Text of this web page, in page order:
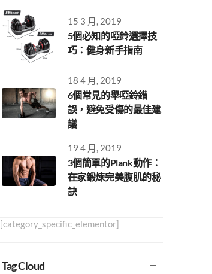
15 3 月, 2019
5個必知的啞鈴選擇技
巧：健身新手指南
18 4 月, 2019
6個常見的舉啞鈴錯
誤，避免受傷的最佳建
議
19 4 月, 2019
3個簡單的Plank動作：
在家鍛煉完美腹肌的秘
訣
[category_specific_elementor]
Tag Cloud